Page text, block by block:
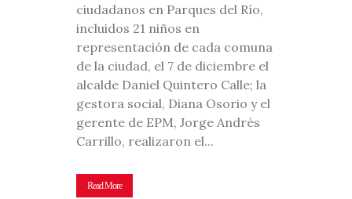
ciudadanos en Parques del Río,
incluidos 21 niños en
representación de cada comuna
de la ciudad, el 7 de diciembre el
alcalde Daniel Quintero Calle; la
gestora social, Diana Osorio y el
gerente de EPM, Jorge Andrés
Carrillo, realizaron el...
Read More